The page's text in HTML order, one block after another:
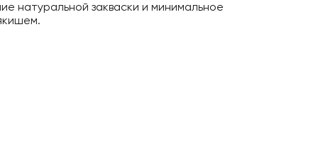
натуральной закваски и минимальное